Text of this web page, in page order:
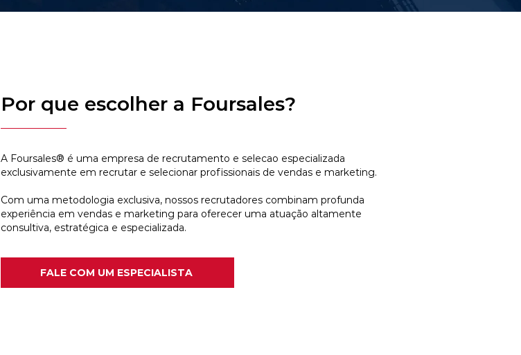
Por que escolher a Foursales?
A Foursales® é uma empresa de recrutamento e selecao especializada
exclusivamente em recrutar e selecionar profissionais de vendas e marketing.
Com uma metodologia exclusiva, nossos recrutadores combinam profunda
experiência em vendas e marketing para oferecer uma atuação altamente
consultiva, estratégica e especializada.
FALE COM UM ESPECIALISTA